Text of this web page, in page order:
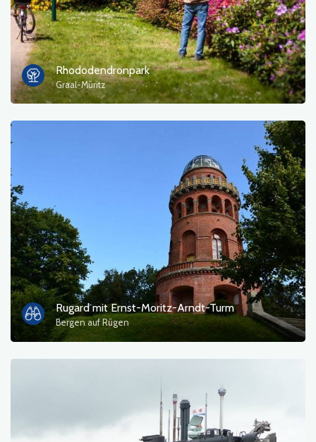
Rhododendronpark
Graal-Müritz
Rugard mit Ernst-Moritz-Arndt-Turm
Bergen auf Rügen